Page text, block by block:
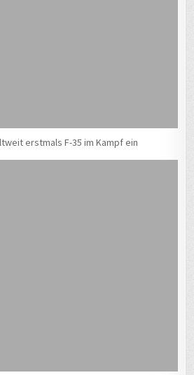
erstmals F-35 im Kampf ein